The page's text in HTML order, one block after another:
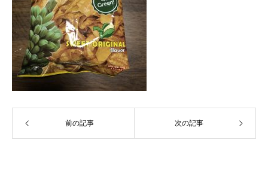
前の記事 次の記事